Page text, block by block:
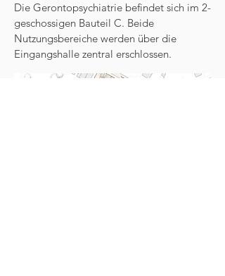
Die Gerontopsychiatrie befindet sich im 2-
geschossigen Bauteil C. Beide
Nutzungsbereiche werden über die
Eingangshalle zentral erschlossen.